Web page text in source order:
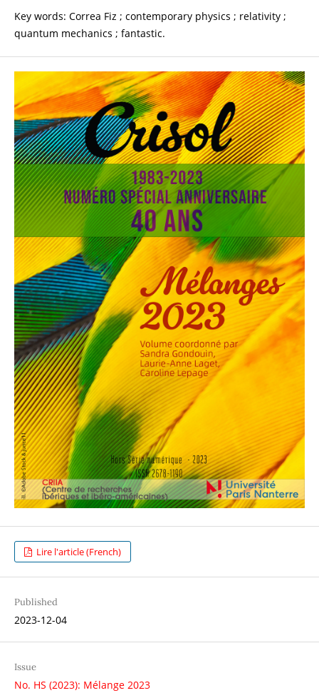
Key words: Correa Fiz ; contemporary physics ; relativity ;
quantum mechanics ; fantastic.
Lire l'article (French)
Published
2023-12-04
Issue
No. HS (2023): Mélange 2023